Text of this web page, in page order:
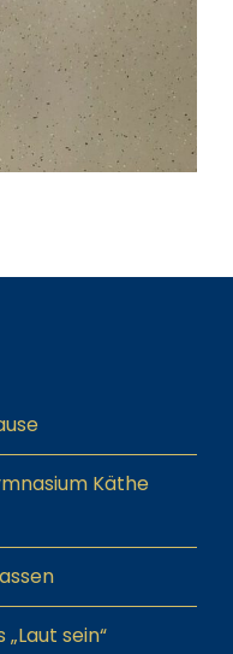
Käthe
sein“